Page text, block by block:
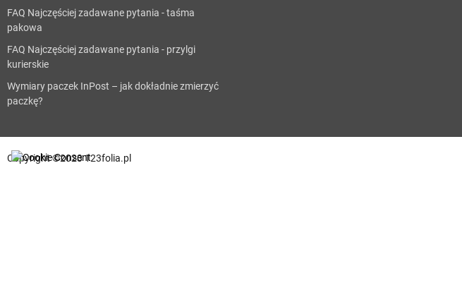
FAQ Najczęściej zadawane pytania - taśma
pakowa
FAQ Najczęściej zadawane pytania - przylgi
kurierskie
Wymiary paczek InPost – jak dokładnie zmierzyć
paczkę?
Copyright ©2023 123folia.pl